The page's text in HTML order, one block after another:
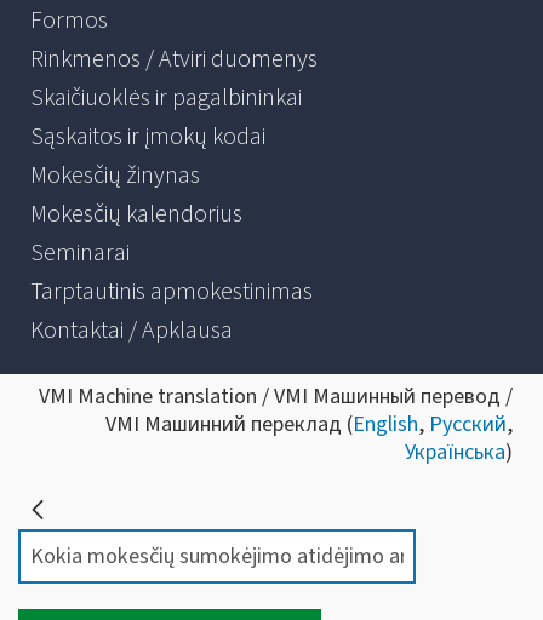
Formos
Rinkmenos / Atviri duomenys
Skaičiuoklės ir pagalbininkai
Sąskaitos ir įmokų kodai
Mokesčių žinynas
Mokesčių kalendorius
Seminarai
Tarptautinis apmokestinimas
Kontaktai / Apklausa
VMI Machine translation / VMI Машинный перевод /
VMI Машинний переклад (English, Русский,
Українська)